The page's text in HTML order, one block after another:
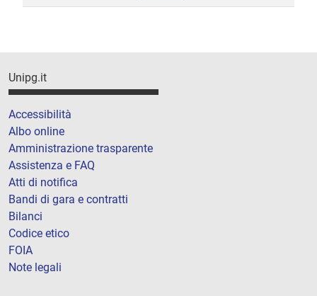
Unipg.it
Accessibilità
Albo online
Amministrazione trasparente
Assistenza e FAQ
Atti di notifica
Bandi di gara e contratti
Bilanci
Codice etico
FOIA
Note legali